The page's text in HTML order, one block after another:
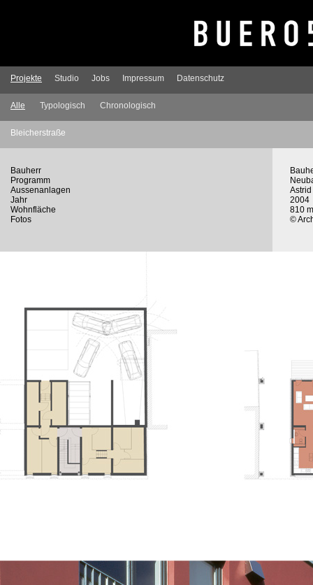
Projekte Studio Jobs Impressum Datenschutz
Alle Typologisch Chronologisch
Bleicherstraße
Bauherr
Programm
Aussenanlagen
Jahr
Wohnfläche
Fotos
2004
810
©